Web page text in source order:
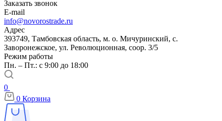
Заказать звонок
E-mail
info@novorostrade.ru
Адрес
393749, Тамбовская область, м. о. Мичуринский, с.
Заворонежское, ул. Революционная, соор. 3/5
Режим работы
Пн. – Пт.: с 9:00 до 18:00
0
0 Корзина